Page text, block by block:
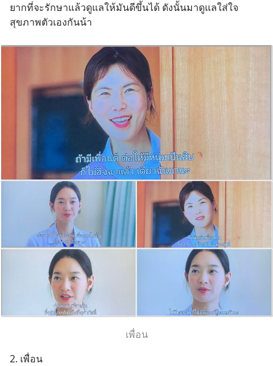
ยากที่จะรักษาแล้วดูแลให้มันดีขึ้นได้ ดังนั้นมาดูแลใส่ใจ
สุขภาพตัวเองกันน้า
เพื่อน
2. เพื่อน